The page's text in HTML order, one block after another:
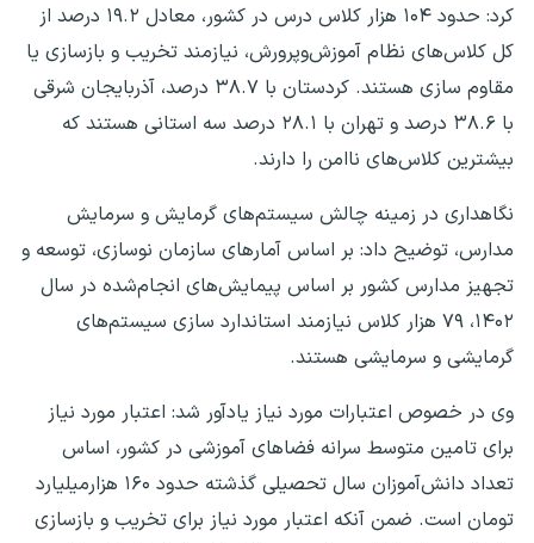
کرد: حدود ۱۰۴ هزار کلاس درس در کشور، معادل ۱۹.۲ درصد از
کل کلاس‌های نظام آموزش‌وپرورش، نیازمند تخریب و بازسازی یا
مقاوم سازی هستند. کردستان با ۳۸.۷ درصد، آذربایجان شرقی
با ۳۸.۶ درصد و تهران با ۲۸.۱ درصد سه استانی هستند که
بیشترین کلاس‌های ناامن را دارند.
نگاهداری در زمینه چالش سیستم‌های گرمایش و سرمایش
مدارس، توضیح داد: بر اساس آمارهای سازمان نوسازی،‌ توسعه و
تجهیز مدارس کشور بر اساس پیمایش‌های انجام‌شده در سال
۱۴۰۲، ۷۹ هزار کلاس نیازمند استاندارد سازی سیستم‌های
گرمایشی و سرمایشی هستند.
وی در خصوص اعتبارات مورد نیاز یادآور شد: اعتبار مورد نیاز
برای تامین متوسط سرانه فضاهای آموزشی در کشور، اساس
تعداد دانش‌آموزان سال تحصیلی گذشته حدود ۱۶۰ هزارمیلیارد
تومان است. ضمن آنکه اعتبار مورد نیاز برای تخریب و بازسازی